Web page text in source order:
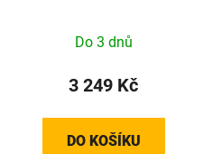
Do 3 dnů
3 249 Kč
DO KOŠÍKU